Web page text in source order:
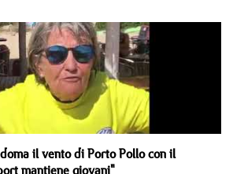
il vento di Porto Pollo con il
mantiene giovani"